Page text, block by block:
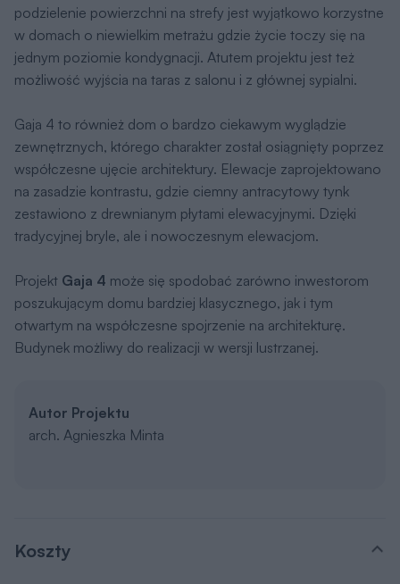
podzielenie powierzchni na strefy jest wyjątkowo korzystne
w domach o niewielkim metrażu gdzie życie toczy się na
jednym poziomie kondygnacji. Atutem projektu jest też
możliwość wyjścia na taras z salonu i z głównej sypialni.
Gaja 4 to również dom o bardzo ciekawym wyglądzie
zewnętrznych, którego charakter został osiągnięty poprzez
współczesne ujęcie architektury. Elewacje zaprojektowano
na zasadzie kontrastu, gdzie ciemny antracytowy tynk
zestawiono z drewnianym płytami elewacyjnymi. Dzięki
tradycyjnej bryle, ale i nowoczesnym elewacjom.
Projekt Gaja 4 może się spodobać zarówno inwestorom
poszukującym domu bardziej klasycznego, jak i tym
otwartym na współczesne spojrzenie na architekturę.
Budynek możliwy do realizacji w wersji lustrzanej.
Autor Projektu
arch. Agnieszka Minta
Koszty